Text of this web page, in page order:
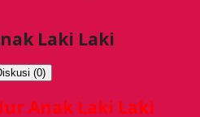
Laki Laki
(0)
Anak Laki Laki